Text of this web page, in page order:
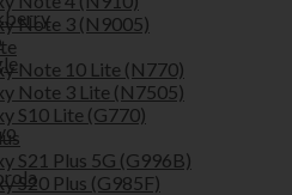
Note 3 (N9005)
Note 10 Lite (N770)
Note 3 Lite (N7505)
S10 Lite (G770)
S21 Plus 5G (G996B)
S20 Plus (G985F)